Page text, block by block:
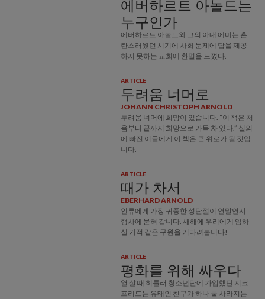
에버하르트 아놀드는
누구인가
에버하르트 아놀드와 그의 아내 에미는 혼
란스러웠던 시기에 사회 문제에 답을 제공
하지 못하는 교회에 환멸을 느꼈다.
ARTICLE
두려움 너머로
JOHANN CHRISTOPH ARNOLD
두려움 너머에 희망이 있습니다. “이 책은 처
음부터 끝까지 희망으로 가득 차 있다.” 실의
에 빠진 이들에게 이 책은 큰 위로가 될 것입
니다.
ARTICLE
때가 차서
EBERHARD ARNOLD
인류에게 가장 귀중한 성탄절이 연말연시
행사에 묻혀 갑니다. 새해에 우리에게 임하
실 기적 같은 구원을 기다려봅니다!
ARTICLE
평화를 위해 싸우다
열 살 때 히틀러 청소년단에 가입했던 지크
프리드는 유태인 친구가 하나 둘 사라지는